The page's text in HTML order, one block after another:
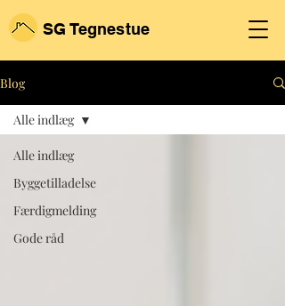
SGTegnestue
Blog
Alle indlæg
Byggetilladelse
Færdigmelding
Gode råd
Alle indlæg